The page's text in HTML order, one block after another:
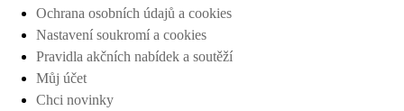
Ochrana osobních údajů a cookies
Nastavení soukromí a cookies
Pravidla akčních nabídek a soutěží
Můj účet
Chci novinky